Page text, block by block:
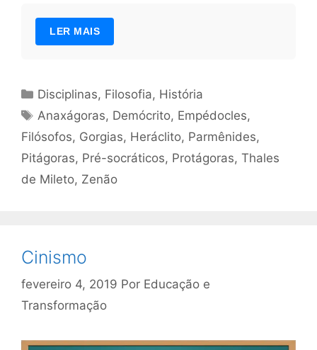
LER MAIS
Categorias
Disciplinas, Filosofia, História
Tags
Anaxágoras, Demócrito, Empédocles,
Filósofos, Gorgias, Heráclito, Parmênides,
Pitágoras, Pré-socráticos, Protágoras, Thales
de Mileto, Zenão
Cinismo
fevereiro 4, 2019 Por Educação e
Transformação